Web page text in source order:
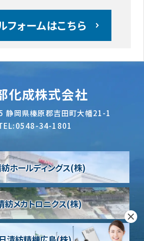
フォームはこちら
ホールディングス(株)
紡メカトロニクス(株)
化成株式会社
静岡県榛原郡吉田町大幡21-1
0548-34-1801